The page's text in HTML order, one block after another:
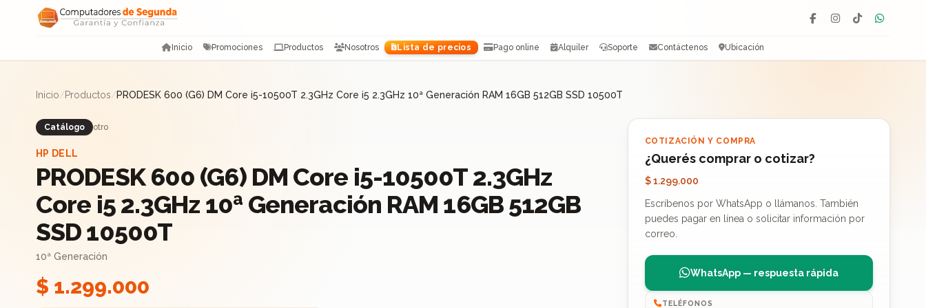
Saltar al contenido
Facebook
Instagram
TikTok
Inicio Promociones Productos Nosotros Lista de precios Pago online Alquiler Soporte Contáctenos Ubicación
Inicio/Productos/PRODESK 600 (G6) DM Core i5-10500T 2.3GHz Core i5 2.3GHz 10ª Generación RAM 16GB 512GB SSD 10500T
Catálogo otro
HP DELL
PRODESK 600 (G6) DM Core i5-10500T 2.3GHz
Core i5 2.3GHz 10ª Generación RAM 16GB 512GB
SSD 10500T
10ª Generación
$ 1.299.000
COTIZACIÓN Y COMPRA
¿Querés comprar o cotizar?
$ 1.299.000
Escríbenos por WhatsApp o llámanos. También
puedes pagar en línea o solicitar información por
correo.
WhatsApp — respuesta rápida
TELÉFONOS